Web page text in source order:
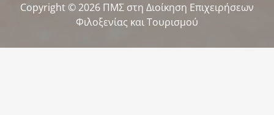
Copyright © 2026 ΠΜΣ στη Διοίκηση Επιχειρήσεων
Φιλοξενίας και Τουρισμού